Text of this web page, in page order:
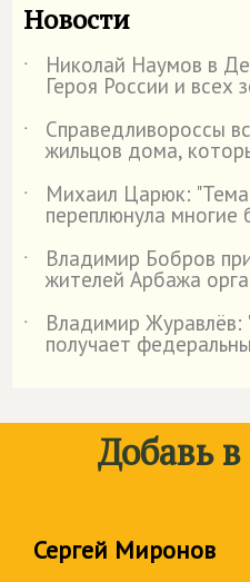
Новости
˙ Николай Наумов в
Героя России и всех
˙
Справедливороссы
жильцов дома,
˙
Михаил Царюк:
переплюнула
˙
Владимир Бобров
жителей Арбажа
˙
Владимир
получает
Добавь
Сергей Миронов